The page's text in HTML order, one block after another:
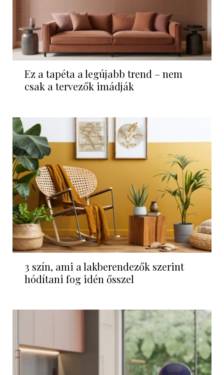
Ez a tapéta a legújabb trend – nem
csak a tervezők imádják
3 szín, ami a lakberendezők szerint
hódítani fog idén ősszel